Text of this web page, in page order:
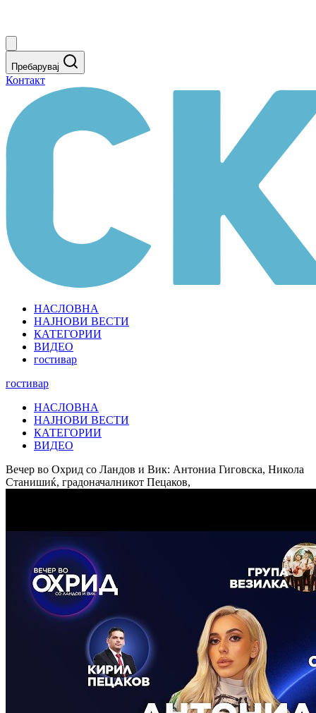
Пребарувај
Контакт
НАСЛОВНА
НАЈНОВИ ВЕСТИ
КАТЕГОРИИ
ВИДЕО
гостивар
гостивар
НАСЛОВНА
НАЈНОВИ ВЕСТИ
КАТЕГОРИИ
ВИДЕО
Вечер во Охрид со Ландов и Вик: Антониа Гиговска, Никола
Станишиќ, градоначалникот Пецаков,